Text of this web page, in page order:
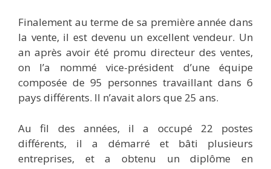
Finalement au terme de sa première année dans
la vente, il est devenu un excellent vendeur. Un
an après avoir été promu directeur des ventes,
on l’a nommé vice-président d’une équipe
composée de 95 personnes travaillant dans 6
pays différents. Il n’avait alors que 25 ans.
Au fil des années, il a occupé 22 postes
différents, il a démarré et bâti plusieurs
entreprises, et a obtenu un diplôme en